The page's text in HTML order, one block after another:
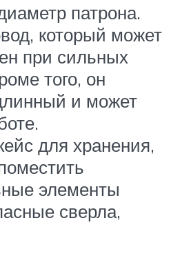
патрона.
который может
при сильных
того, он
и может
для хранения,
элементы
сверла,